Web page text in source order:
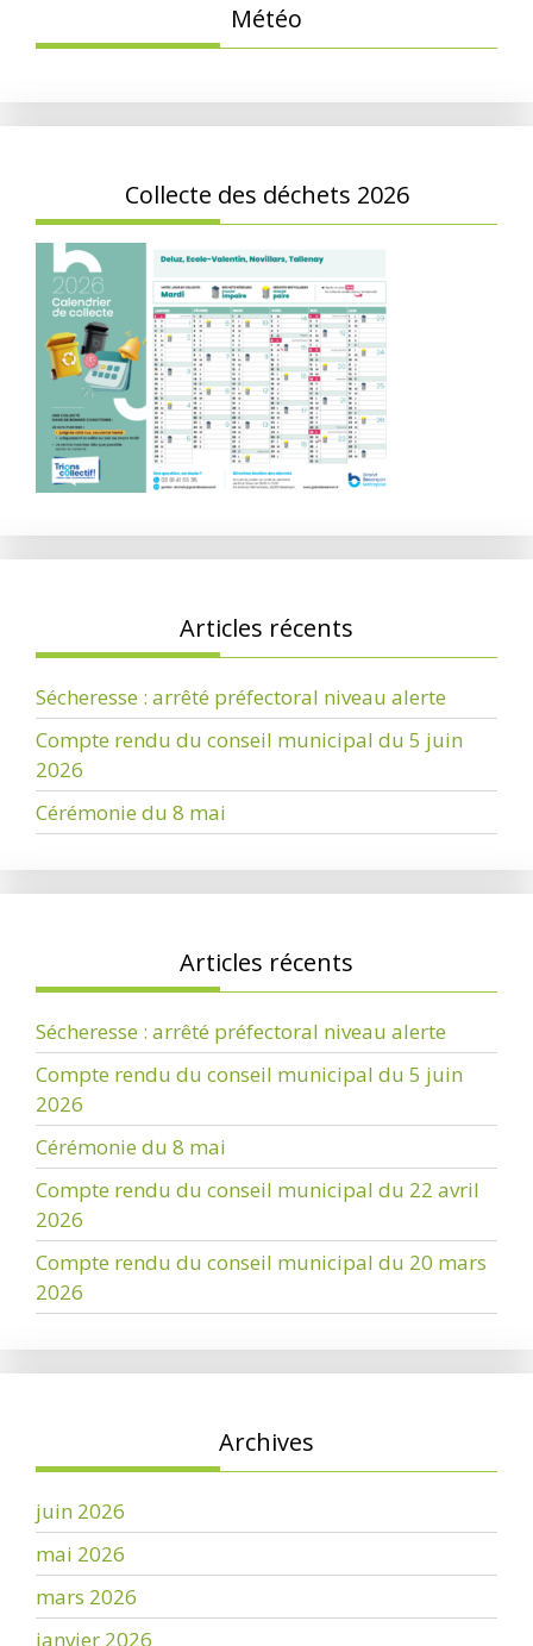
Météo
Collecte des déchets 2026
Articles récents
Sécheresse : arrêté préfectoral niveau alerte
Compte rendu du conseil municipal du 5 juin
2026
Cérémonie du 8 mai
Articles récents
Sécheresse : arrêté préfectoral niveau alerte
Compte rendu du conseil municipal du 5 juin
2026
Cérémonie du 8 mai
Compte rendu du conseil municipal du 22 avril
2026
Compte rendu du conseil municipal du 20 mars
2026
Archives
juin 2026
mai 2026
mars 2026
janvier 2026